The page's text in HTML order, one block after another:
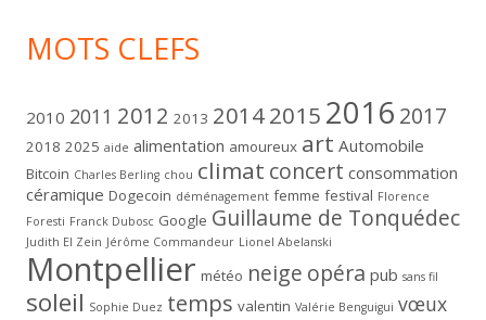
MOTS CLEFS
2010 2011 2012 2013 20142015 2016 2017
2018 2025 aide alimentation amoureux art Automobile
Bitcoin Charles Berling chou climat concert consommation
céramique Dogecoin déménagement femme festival Florence
Foresti Franck Dubosc Google Guillaume de Tonquédec
Judith El Zein Jérôme Commandeur Lionel Abelanski
Montpellier météo neige opéra pub sans fil
soleil Sophie Duez temps valentin Valérie Benguigui vœux